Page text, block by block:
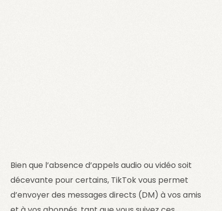
Bien que l’absence d’appels audio ou vidéo soit
décevante pour certains, TikTok vous permet
d’envoyer des messages directs (DM) à vos amis